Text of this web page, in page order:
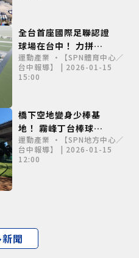
聞
全台首座國際足聯認證
球場在台中！ 力拼年
底完工
運動產業 •【SPN體育中心／
台中報導】 | 2026-01-15
15:00
橋下空地變身少棒基
地！ 霧峰丁台棒球場
農曆年前啟用
運動產業 •【SPN地方中心／
台中報導】 | 2026-01-15
12:00